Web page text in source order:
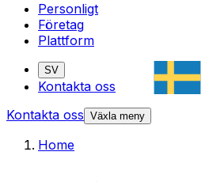
Personligt
Företag
Plattform
SV
Kontakta oss
Kontakta oss Växla meny
Home